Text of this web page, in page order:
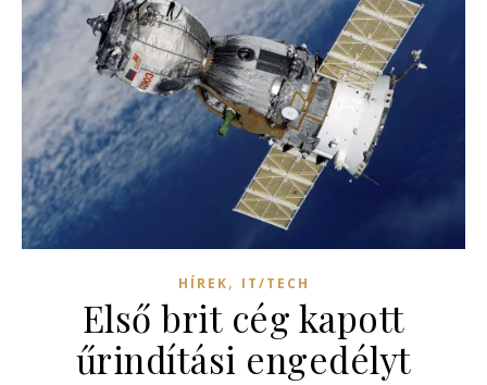
HÍREK, IT/TECH
Első brit cég kapott
űrindítási engedélyt